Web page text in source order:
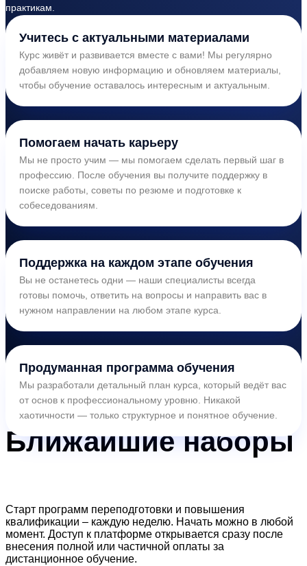
практикам.
Учитесь с актуальными материалами
Курс живёт и развивается вместе с вами! Мы регулярно
добавляем новую информацию и обновляем материалы,
чтобы обучение оставалось интересным и актуальным.
Помогаем начать карьеру
Мы не просто учим — мы помогаем сделать первый шаг в
профессию. После обучения вы получите поддержку в
поиске работы, советы по резюме и подготовке к
собеседованиям.
Поддержка на каждом этапе обучения
Вы не останетесь одни — наши специалисты всегда
готовы помочь, ответить на вопросы и направить вас в
нужном направлении на любом этапе курса.
Продуманная программа обучения
Мы разработали детальный план курса, который ведёт вас
от основ к профессиональному уровню. Никакой
хаотичности — только структурное и понятное обучение.
Ближайшиенаборы
Старт программ переподготовки и повышения
квалификации – каждую неделю. Начать можно в любой
момент. Доступ к платформе открывается сразу после
внесения полной или частичной оплаты за
дистанционное обучение.